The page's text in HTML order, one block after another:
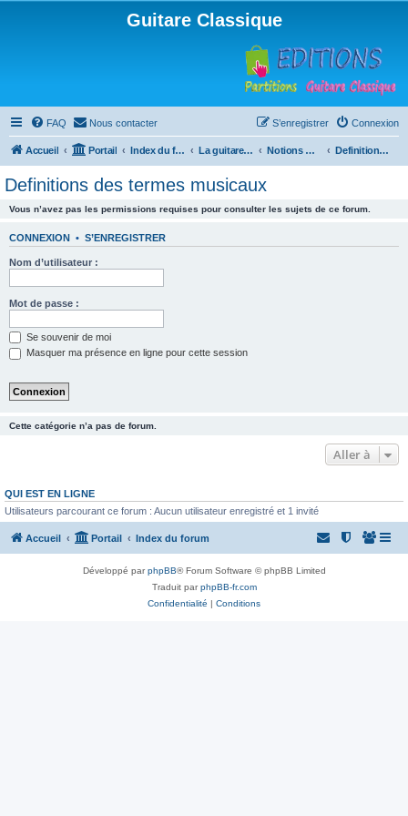
Guitare Classique
FAQ Nous contacter Connexion
S’enregistrer
Accueil Portail Index du forum La guitare : instrument, cours et théorie Notions musicales Definitions des termes musicaux
Definitions des termes musicaux
Vous n’avez pas les permissions requises pour consulter les sujets de ce forum.
CONNEXION • S’ENREGISTRER
Nom d’utilisateur :
Mot de passe :
Se souvenir de moi
Masquer ma présence en ligne pour cette session
Cette catégorie n’a pas de forum.
Aller à
QUI EST EN LIGNE
Utilisateurs parcourant ce forum : Aucun utilisateur enregistré et 1 invité
Accueil Portail Index du forum
Développé parphpBB® Forum Software © phpBB Limited
Traduit parphpBB-fr.com
Confidentialité | Conditions